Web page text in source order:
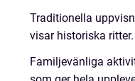
Traditionella
visar historiska ritter.
Familjevänliga